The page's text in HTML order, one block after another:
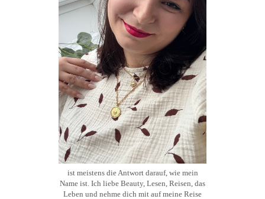
ist meistens die Antwort darauf, wie mein
Name ist. Ich liebe Beauty, Lesen, Reisen, das
Leben und nehme dich mit auf meine Reise